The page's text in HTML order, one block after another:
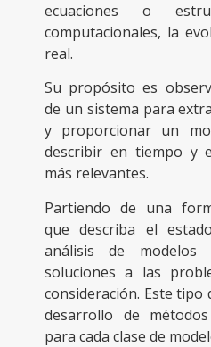
ecuaciones o
computacionales, la
real.
Su propósito es
de un sistema para
y proporcionar un
describir en tiempo y
más relevantes.
Partiendo de una
que describa el
análisis de modelos
soluciones a las
consideración. Este
desarrollo de
para cada clase de